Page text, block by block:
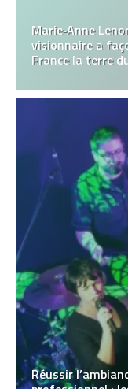
Marie‑Anne
visionnaire a
France la terre
Réussir